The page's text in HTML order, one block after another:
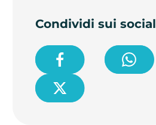
Condividi sui social